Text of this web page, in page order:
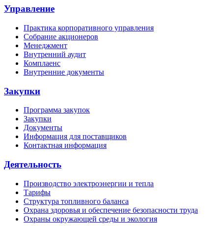
Управление
Практика корпоративного управления
Собрание акционеров
Менеджмент
Внутренний аудит
Комплаенс
Внутренние документы
Закупки
Программа закупок
Закупки
Документы
Информация для поставщиков
Контактная информация
Деятельность
Производство электроэнергии и тепла
Тарифы
Структура топливного баланса
Охрана здоровья и обеспечение безопасности труда
Охраны окружающей среды и экология